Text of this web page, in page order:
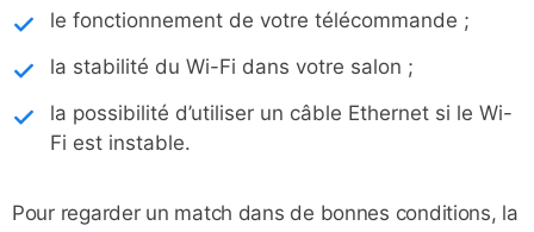
le fonctionnement de votre télécommande ;
la stabilité du Wi-Fi dans votre salon ;
la possibilité d’utiliser un câble Ethernet si le Wi-
Fi est instable.
Pour regarder un match dans de bonnes conditions, la